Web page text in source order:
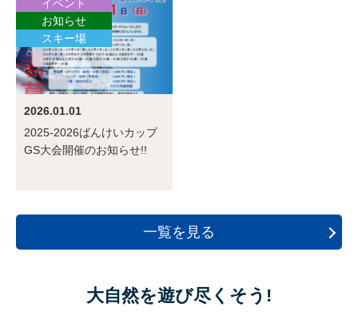
イベント
お知らせ
スキー場
2026.01.01
2025-2026ばんけいカップ
GS大会開催のお知らせ!!
一覧を見る
大自然を遊び尽くそう!